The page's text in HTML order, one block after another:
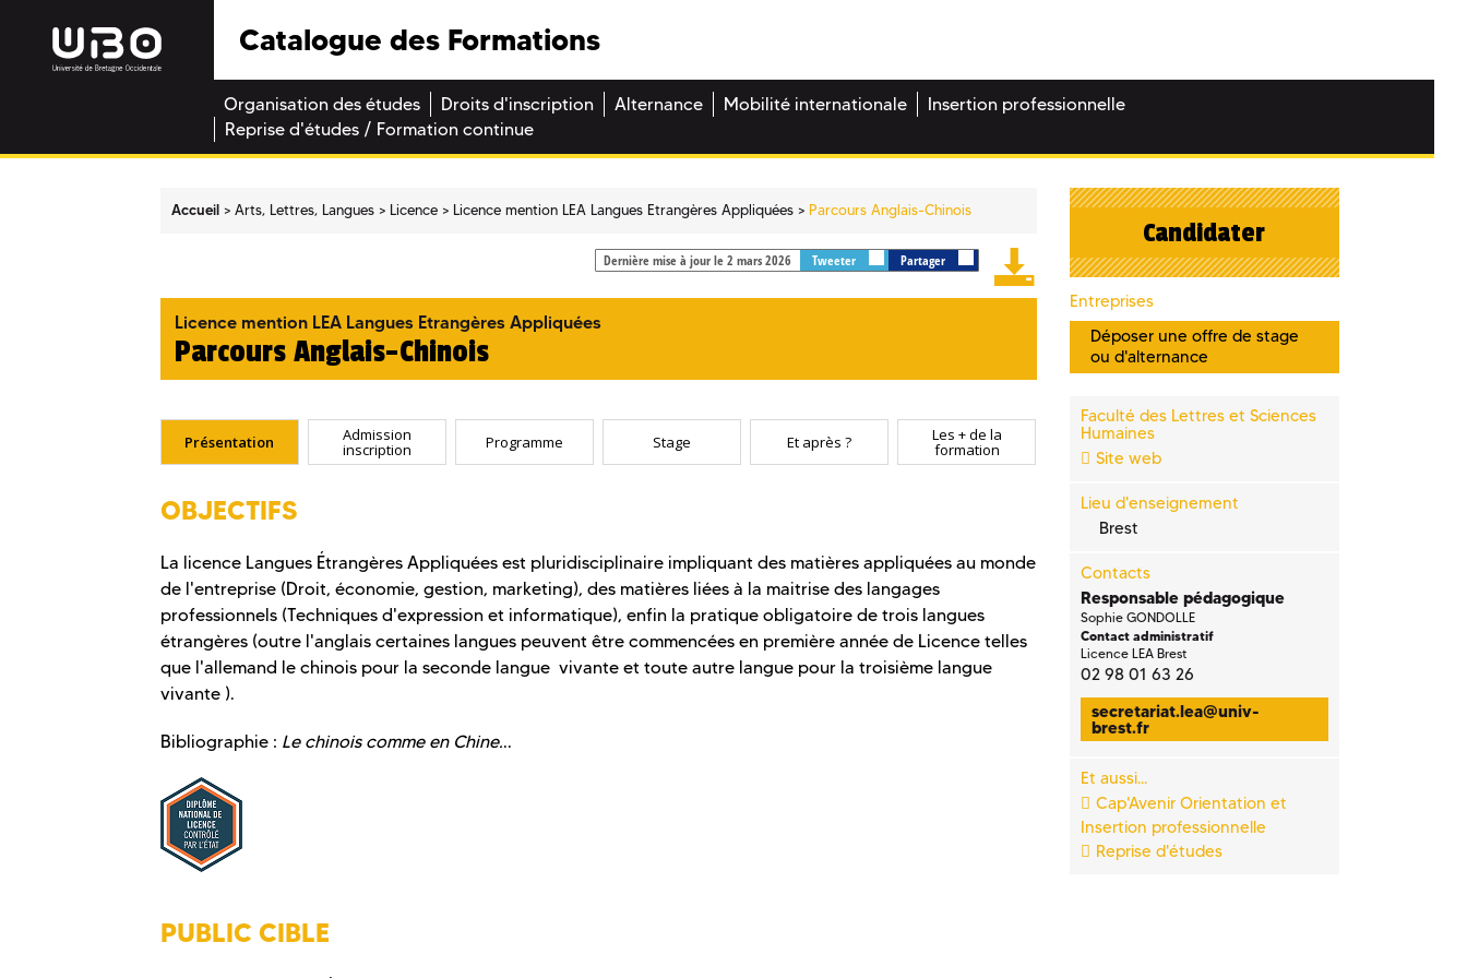
Catalogue des Formations
Organisation des études Droits d'inscription Alternance Mobilité internationale
Insertion professionnelle
Reprise d'études / Formation continue
Accueil Arts, Lettres, Langues Licence Licence mention LEA Langues Etrangères Appliquées Parcours Anglais-Chinois
Dernière mise à jour le 2 mars 2026 Tweeter Partager
Licence mention LEA Langues Etrangères Appliquées
Parcours Anglais-Chinois
Présentation Admission
inscription Programme Stage Et après ? Les + de la
formation
OBJECTIFS
La licence Langues Étrangères Appliquées est pluridisciplinaire impliquant des matières appliquées au monde
de l'entreprise (Droit, économie, gestion, marketing), des matières liées à la maitrise des langages
professionnels (Techniques d'expression et informatique), enfin la pratique obligatoire de trois langues
étrangères (outre l'anglais certaines langues peuvent être commencées en première année de Licence telles
que l'allemand le chinois pour la seconde langue vivante et toute autre langue pour la troisième langue
vivante ).
Bibliographie : Le chinois comme en Chine...
PUBLIC CIBLE
Candidater
Entreprises
Déposer une offre de stage
ou d'alternance
Faculté des Lettres et Sciences
Humaines
Site web
Lieu d'enseignement
Brest
Contacts
Responsable pédagogique
Sophie GONDOLLE
Contact administratif
Licence LEA Brest
02 98 01 63 26
secretariat.lea@univ-
brest.fr
Et aussi...
Cap'Avenir Orientation et
Insertion professionnelle
Reprise d'études